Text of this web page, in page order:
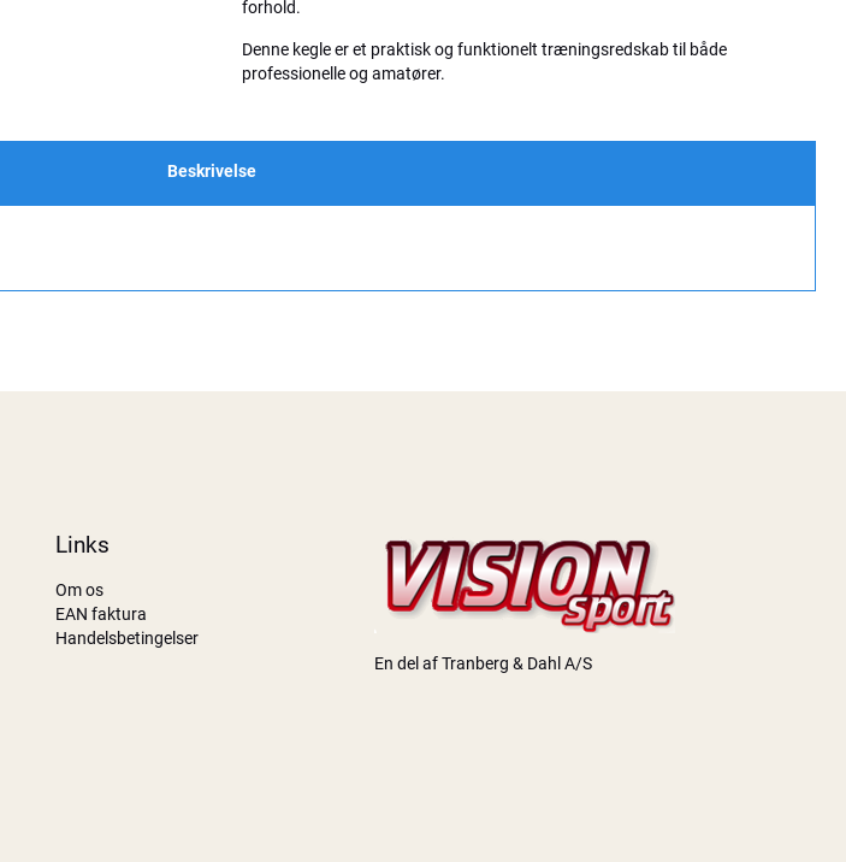
forhold.
Denne kegle er et praktisk og funktionelt træningsredskab til både
professionelle og amatører.
Beskrivelse
Links
Om os
EAN faktura
Handelsbetingelser
En del af Tranberg & Dahl A/S